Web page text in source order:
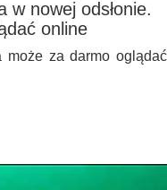
w nowej odsłonie.
online
może za darmo oglądać